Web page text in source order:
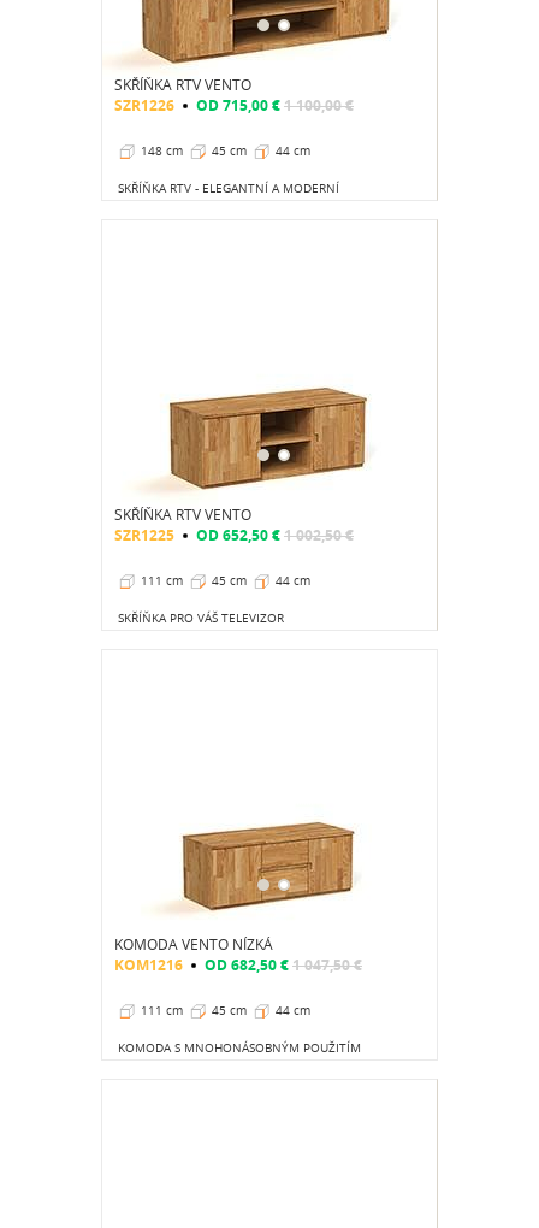
SKŘÍŇKA RTV VENTO
SZR1226 OD715,00 €1 100,00 €
148 cm 45 cm 44 cm
SKŘÍŇKA RTV - ELEGANTNÍ A MODERNÍ
SKŘÍŇKA RTV VENTO
SZR1225 OD652,50 €1 002,50 €
111 cm 45 cm 44 cm
SKŘÍŇKA PRO VÁŠ TELEVIZOR
KOMODA VENTO NÍZKÁ
KOM1216 OD682,50 €1 047,50 €
111 cm 45 cm 44 cm
KOMODA S MNOHONÁSOBNÝM POUŽITÍM